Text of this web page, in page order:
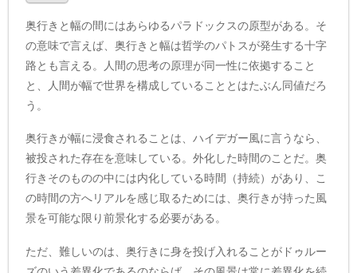
奥行きと幅の間にはあらゆるパラドックスの原型がある。そ
の意味で言えば、奥行きと幅は哲学のパトスが発生する十字
路とも言える。人間の思考の原理が同一性に依拠すること
と、人間が幅で世界を構成していることとはたぶん同値だろ
う。
奥行きが幅に浸食されることは、ハイデガー風に言うなら、
被投された存在を意味している。外化した時間のことだ。奥
行きそのものの中には内化している時間（持続）があり、こ
の時間の方へリアルを感じ取るためには、奥行きが持った風
景を可能な限り前景化する必要がある。
ただ、難しいのは、奥行きに身を投げ入れることがドゥルー